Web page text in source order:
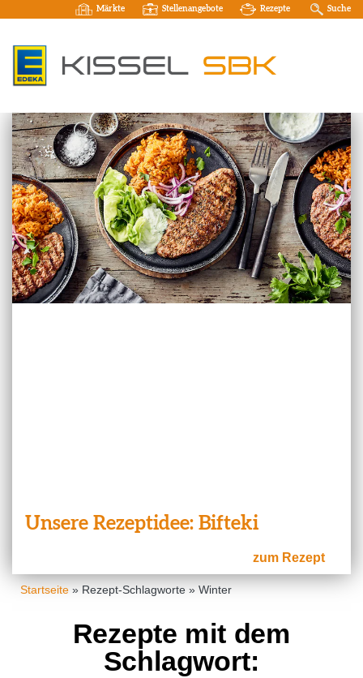
Märkte Stellenangebote Rezepte Suche
Unsere Rezeptidee: Bifteki
zum Rezept
Startseite » Rezept-Schlagworte » Winter
Rezepte mit dem
Schlagwort: